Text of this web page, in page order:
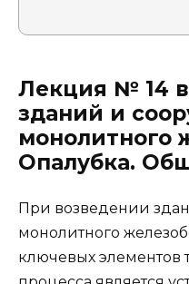
Лекция № 14
зданий и
монолитного
Опалубка.
При возведении
монолитного
ключевых элементов